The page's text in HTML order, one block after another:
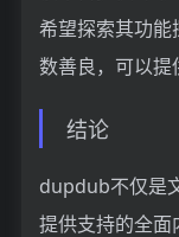
希望探索其功能
数善良，可以提
结论
dupdub不仅是
提供支持的全面